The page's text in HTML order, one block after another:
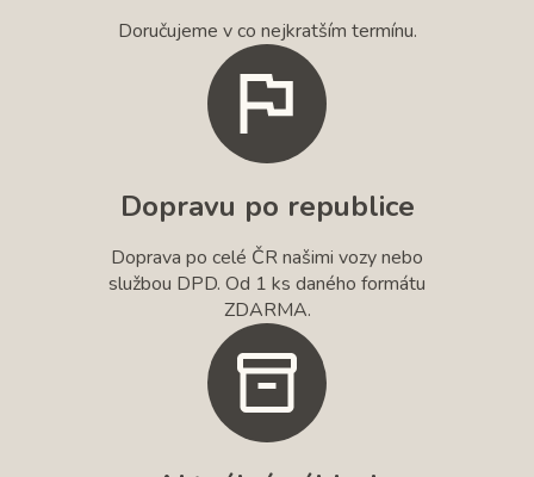
Doručujeme v co nejkratším termínu.
Dopravu po republice
Doprava po celé ČR našimi vozy nebo
službou DPD. Od 1 ks daného formátu
ZDARMA.